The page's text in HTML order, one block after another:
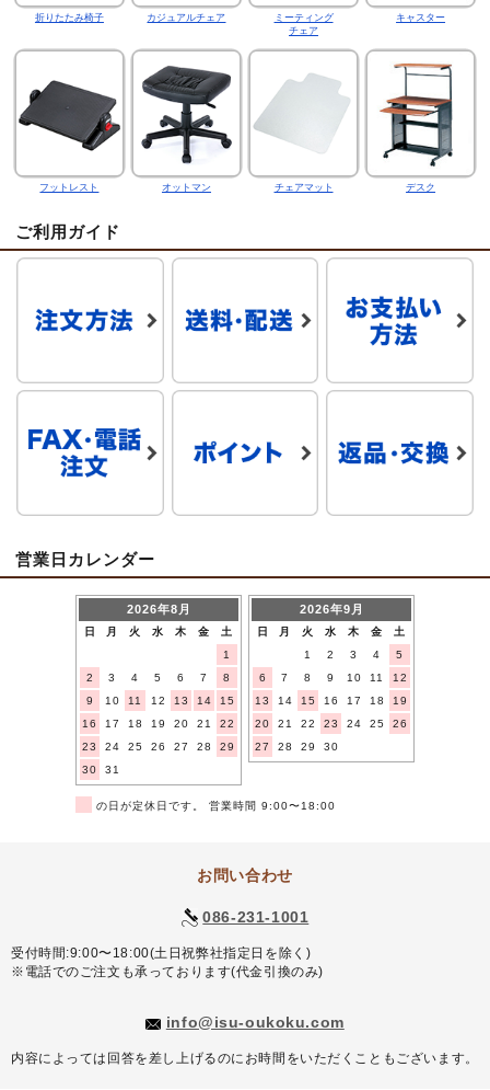
折りたたみ椅子 カジュアルチェア
ミーティング
チェア
キャスター
フットレスト オットマン チェアマット デスク
ご利用ガイド
営業日カレンダー
2026年8月
日 月 火 水 木 金
土
1
2
3 4 5 6 7
8
9
10 11 12 13 14
15
16
17 18 19 20 21
22
23
24 25 26 27 28
29
30
31
2026年9月
日 月 火 水 木 金
土
1
2 3 4
5
6
7 8 9 10 11
12
13
14 15 16 17 18
19
20
21 22 23 24 25
26
27
28 29 30
の日が定休日です。 営業時間 9:00〜18:00
お問い合わせ
086-231-1001
受付時間:9:00〜18:00(土日祝弊社指定日を除く)
※電話でのご注文も承っております(代金引換のみ)
info@isu-oukoku.com
内容によっては回答を差し上げるのにお時間をいただくこともございます。